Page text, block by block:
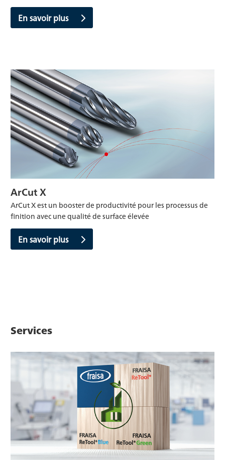
En savoir plus
ArCut X
ArCut X est un booster de productivité pour les processus de
finition avec une qualité de surface élevée
En savoir plus
Services